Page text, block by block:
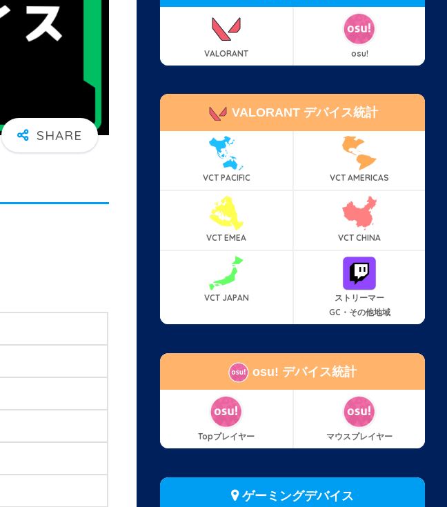
VALORANT osu!
VALORANT デバイス統計
VCT PACIFIC VCT AMERICAS
VCT EMEA VCT CHINA
VCT JAPAN
ストリーマー
GC・その他地域
osu! デバイス統計
Topプレイヤー マウスプレイヤー
ゲーミングデバイス